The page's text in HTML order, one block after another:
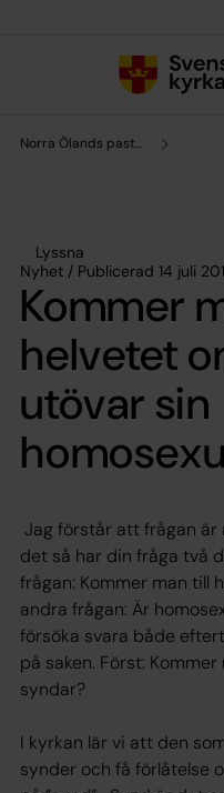
Norra Ölands pastorat
Lyssna
Nyhet / Publicerad 14 juli
Kommer
helvetet
utövar sin
Jag förstår att frågan är
det så har din fråga två
frågan: Kommer man till
andra frågan: Är
försöka svara både
på saken. Först:
syndar?
I kyrkan lär vi att den
synder och få förlåtelse